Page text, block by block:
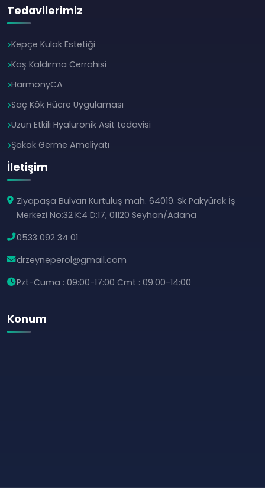
Tedavilerimiz
Kepçe Kulak Estetiği
Kaş Kaldırma Cerrahisi
HarmonyCA
Saç Kök Hücre Uygulaması
Uzun Etkili Hyaluronik Asit tedavisi
Şakak Germe Ameliyatı
İletişim
Ziyapaşa Bulvarı Kurtuluş mah. 64019. Sk Pakyürek İş
Merkezi No:32 K:4 D:17, 01120 Seyhan/Adana
0533 092 34 01
drzeyneperol@gmail.com
Pzt-Cuma : 09:00-17:00 Cmt : 09.00-14:00
Konum